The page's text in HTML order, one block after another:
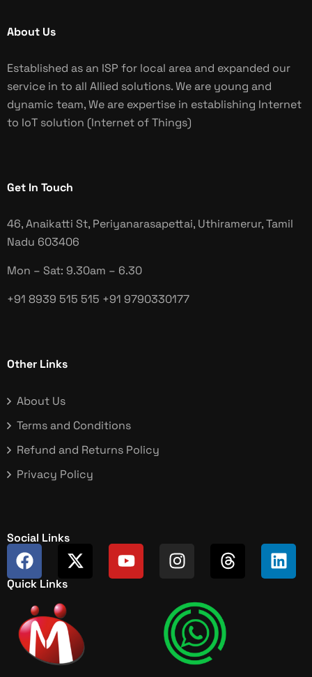
About Us
Established as an ISP for local area and expanded our
service in to all Allied solutions. We are young and
dynamic team, We are expertise in establishing Internet
to IoT solution (Internet of Things)
Get In Touch
46, Anaikatti St, Periyanarasapettai, Uthiramerur, Tamil
Nadu 603406
Mon – Sat: 9.30am – 6.30
+91 8939 515 515 +91 9790330177
Other Links
About Us
Terms and Conditions
Refund and Returns Policy
Privacy Policy
Social Links
Quick Links